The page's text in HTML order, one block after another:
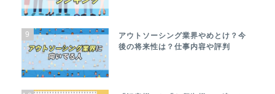
9
アウトソーシング業界やめとけ？今
後の将来性は？仕事内容や評判